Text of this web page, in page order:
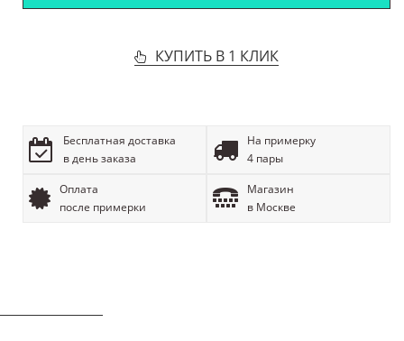
КУПИТЬ В 1 КЛИК
Бесплатная доставка
в день заказа
На примерку
4 пары
Оплата
после примерки
Магазин
в Москве